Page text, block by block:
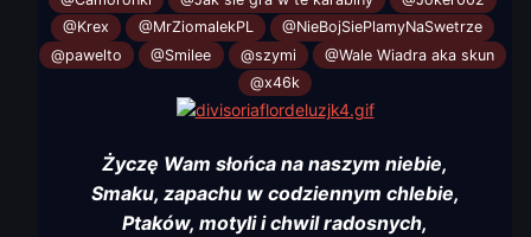
@Krex
@MrZiomalekPL
@NieBojSiePlamyNaSwetrze
@pawelto
@Smilee @szymi
@Wale Wiadra aka skun
@x46k
Życzę Wam słońca na naszym niebie,
Smaku, zapachu w codziennym chlebie,
Ptaków, motyli i chwil radosnych,